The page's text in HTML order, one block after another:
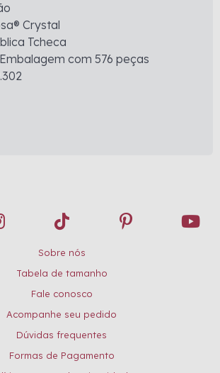
Crystal
Tcheca
Embalagem com 576 peças
Sobre nós
Tabela de tamanho
Fale conosco
Acompanhe seu pedido
Dúvidas frequentes
Formas de Pagamento